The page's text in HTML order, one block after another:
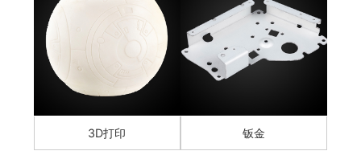
3D打印 钣金